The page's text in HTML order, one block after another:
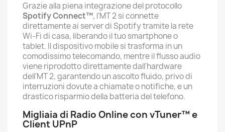
Grazie alla piena integrazione del protocollo
Spotify Connect™, l'MT 2 si connette
direttamente ai server di Spotify tramite la rete
Wi-Fi di casa, liberando il tuo smartphone o
tablet. Il dispositivo mobile si trasforma in un
comodissimo telecomando, mentre il flusso audio
viene riprodotto direttamente dall'hardware
dell'MT 2, garantendo un ascolto fluido, privo di
interruzioni dovute a chiamate o notifiche, e un
drastico risparmio della batteria del telefono.
Migliaia di Radio Online con vTuner™ e
Client UPnP